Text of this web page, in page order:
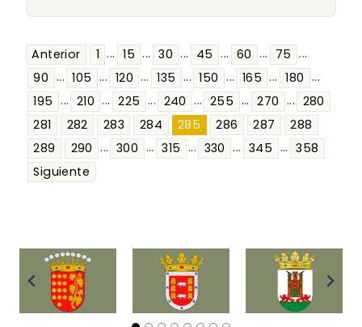
Anterior 1 ... 15 ... 30 ... 45 ... 60 ... 75 ...
90 ... 105 ... 120 ... 135 ... 150 ... 165 ... 180 ...
195 ... 210 ... 225 ... 240 ... 255 ... 270 ... 280
281
282 283 284 285 286 287
288
289
290 ... 300 ... 315 ... 330 ... 345 ... 358
Siguiente